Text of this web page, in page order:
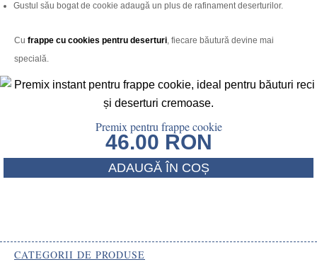
Gustul său bogat de cookie adaugă un plus de rafinament deserturilor.
Cu frappe cu cookies pentru deserturi, fiecare băutură devine mai
specială.
Premix pentru frappe cookie
46.00 RON
ADAUGĂ ÎN COȘ
CATEGORII DE PRODUSE